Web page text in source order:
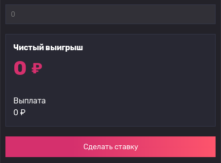
Чистый выигрыш
0 ₽
Выплата
0 ₽
Сделать ставку